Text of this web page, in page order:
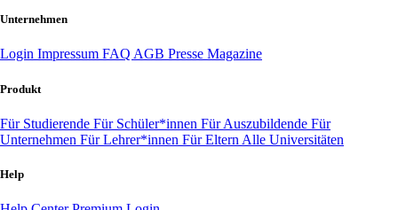
Unternehmen
Login Impressum FAQ AGB Presse Magazine
Produkt
Für Studierende Für Schüler*innen Für Auszubildende Für
Unternehmen Für Lehrer*innen Für Eltern Alle Universitäten
Help